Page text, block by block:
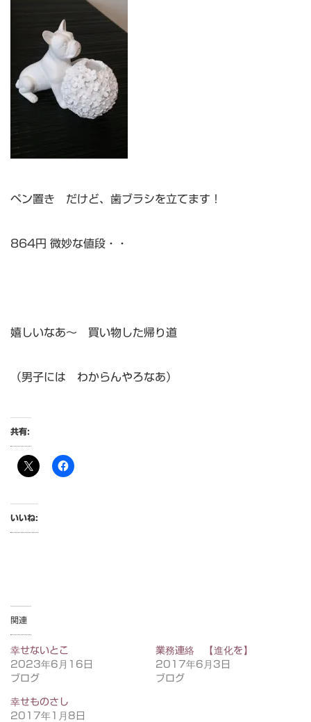
ペン置き だけど、歯ブラシを立てます！
864円 微妙な値段・・
嬉しいなあ～ 買い物した帰り道
（男子には わからんやろなあ）
共有:
いいね:
関連
幸せないとこ
2023年6月16日
ブログ
業務連絡 【進化を】
2017年6月3日
ブログ
幸せものさし
2017年1月8日